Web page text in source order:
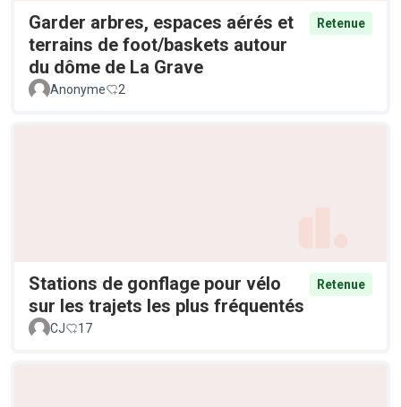
Garder arbres, espaces aérés et
terrains de foot/baskets autour
du dôme de La Grave
Retenue
Anonyme 2
Stations de gonflage pour vélo
sur les trajets les plus fréquentés
Retenue
CJ 17